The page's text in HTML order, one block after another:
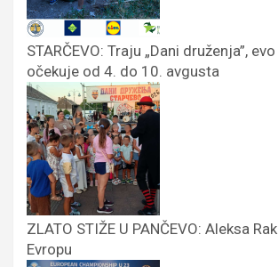
STARČEVO: Traju „Dani druženja”,
očekuje od 4. do 10. avgusta
ZLATO STIŽE U PANČEVO: Aleksa
Evropu